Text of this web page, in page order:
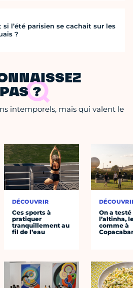
si l’été parisien se cachait sur les
?
?
intemporels, mais qui valent le
DÉCOUVRIR
Ces sports à
pratiquer
tranquillement au
fil de l’eau
On a testé
l’altinha,
comme à